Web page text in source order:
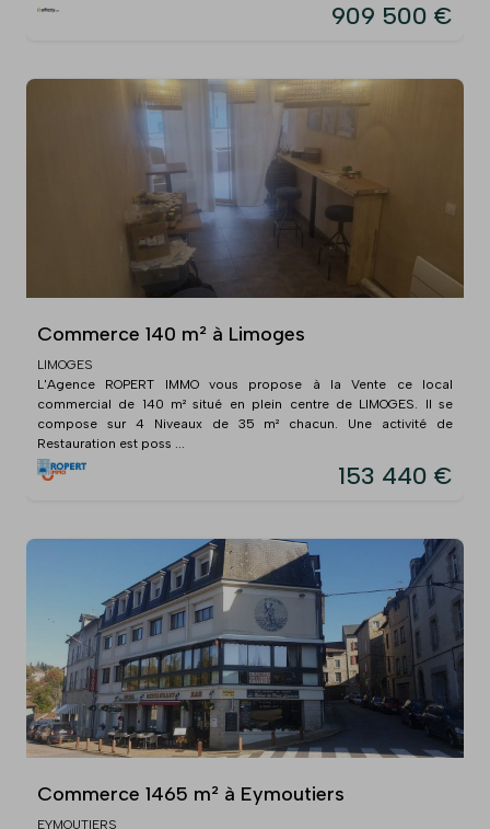
909 500 €
Commerce 140 m² à Limoges
LIMOGES
L'Agence ROPERT IMMO vous propose à la Vente ce local
commercial de 140 m² situé en plein centre de LIMOGES. Il se
compose sur 4 Niveaux de 35 m² chacun. Une activité de
Restauration est poss ...
153 440 €
Commerce 1465 m² à Eymoutiers
EYMOUTIERS